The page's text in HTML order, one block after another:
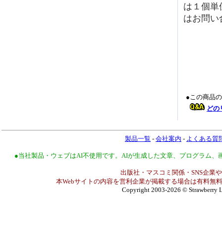
は１個単
はお問い
●この商品
どの
製品一覧 - 会社案内 - よくある質
●当社製品・ウェブはAI不使用です。AIが生成した文章、プログラム
出版社・マスコミ関係・SNS企業
本Webサイトの内容を営利企業が掲載する場合は有料無
Copyright 2003-2026 © Strawberry